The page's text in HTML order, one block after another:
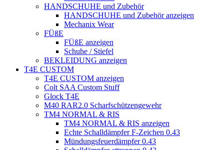
HANDSCHUHE und Zubehör
HANDSCHUHE und Zubehör anzeigen
Mechanix Wear
FÜßE
FÜßE anzeigen
Schuhe / Stiefel
BEKLEIDUNG anzeigen
T4E CUSTOM
T4E CUSTOM anzeigen
Colt SAA Custom Stuff
Glock T4E
M40 RAR2.0 Scharfschützengewehr
TM4 NORMAL & RIS
TM4 NORMAL & RIS anzeigen
Echte Schalldämpfer F-Zeichen 0.43
Mündungsfeuerdämpfer 0.43